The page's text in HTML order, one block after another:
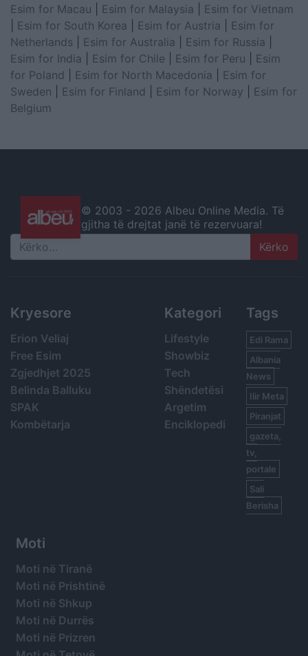
Esim for Macau
Esim for Malaysia
Esim for Vietnam
Esim for South Korea Esim for Austria
Esim for
Netherlands
Esim for Australia Esim for Russia
Esim for India
Esim for Chile Esim for Peru
Esim
for Poland
Esim for North Macedonia
Esim for
Sweden
Esim for Finland Esim for Norway
Esim for
Belgium
© 2003 - 2026 Albeu Online Media. Të
gjitha të drejtat janë të rezervuara!
Search
Kryesore
Erion Veliaj
Free Esim
Zgjedhjet 2025
Belinda Balluku
SPAK
Kombëtarja
Kategori
Lifestyle
Showbiz
Tech
Shëndetësi
Argetim
Enciklopedi
Tags
Edi Rama
Albania
News
Ilir Meta
Piranjat
gazeta,
tv,
portale
Sali
Berisha
Moti
Moti në Tiranë
Moti në Prishtinë
Moti në Shkup
Moti në Durrës
Moti në Prizren